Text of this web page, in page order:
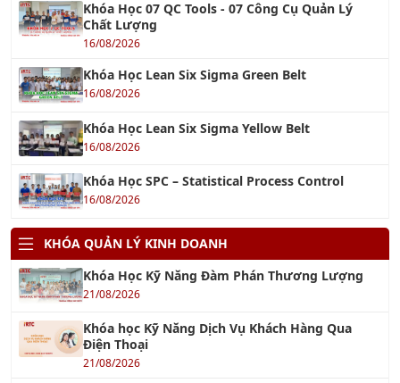
Khóa Học Lean Six Sigma Green Belt
16/08/2026
Khóa Học Lean Six Sigma Yellow Belt
16/08/2026
Khóa Học SPC – Statistical Process Control
16/08/2026
KHÓA QUẢN LÝ KINH DOANH
Khóa Học Kỹ Năng Đàm Phán Thương Lượng
21/08/2026
Khóa học Kỹ Năng Dịch Vụ Khách Hàng Qua
Điện Thoại
21/08/2026
Khóa học Kỹ Năng Bán Hàng Qua Điện Thoại
21/08/2026